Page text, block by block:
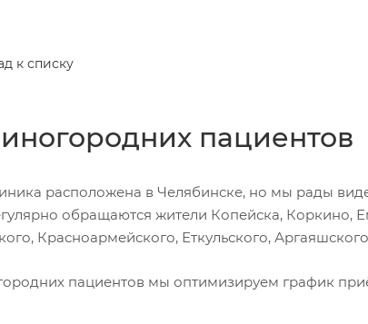
к списку
пациентов
расположена в Челябинске, но мы рады
обращаются жители Копейска, Коркино,
Красноармейского, Еткульского,
пациентов мы оптимизируем график